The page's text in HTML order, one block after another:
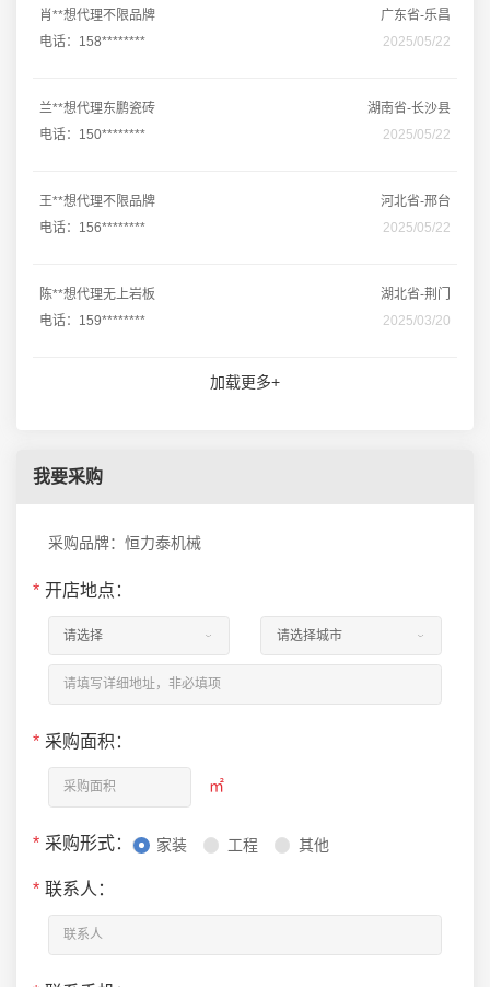
肖**想代理不限品牌
广东省-乐昌
电话：158********
2025/05/22
兰**想代理东鹏瓷砖
湖南省-长沙县
电话：150********
2025/05/22
王**想代理不限品牌
河北省-邢台
电话：156********
2025/05/22
陈**想代理无上岩板
湖北省-荆门
电话：159********
2025/03/20
加载更多+
我要采购
采购品牌：恒力泰机械
* 开店地点：
* 采购面积：
㎡
* 采购形式： 家装 工程 其他
* 联系人：